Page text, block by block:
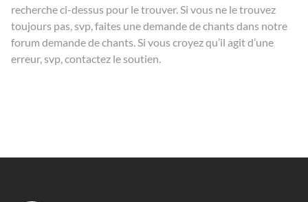
recherche ci-dessus pour le trouver. Si vous ne le trouvez
toujours pas, svp, faites une demande de chants dans notre
forum demande de chants. Si vous croyez qu’il agit d’une
erreur, svp, contactez le soutien.